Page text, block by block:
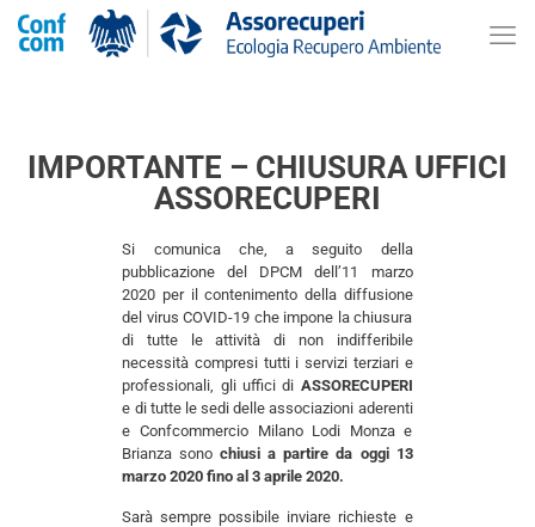
IMPORTANTE – CHIUSURA UFFICI
ASSORECUPERI
Si comunica che, a seguito della
pubblicazione del DPCM dell’11 marzo
2020 per il contenimento della diffusione
del virus COVID-19 che impone la chiusura
di tutte le attività di non indifferibile
necessità compresi tutti i servizi terziari e
professionali, gli uffici di ASSORECUPERI
e di tutte le sedi delle associazioni aderenti
e Confcommercio Milano Lodi Monza e
Brianza sonochiusi a partire da oggi 13
marzo 2020 fino al 3 aprile 2020.
Sarà sempre possibile inviare richieste e